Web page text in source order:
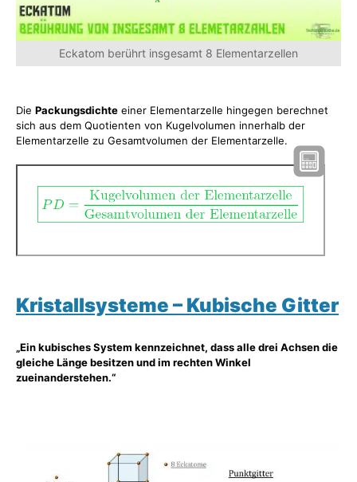
Eckatom berührt insgesamt 8 Elementarzellen
Die Packungsdichte einer Elementarzelle hingegen berechnet
sich aus dem Quotienten von Kugelvolumen innerhalb der
Elementarzelle zu Gesamtvolumen der Elementarzelle.
Kristallsysteme – Kubische Gitter
„Ein kubisches System kennzeichnet, dass alle drei Achsen die
gleiche Länge besitzen und im rechten Winkel
zueinanderstehen.“